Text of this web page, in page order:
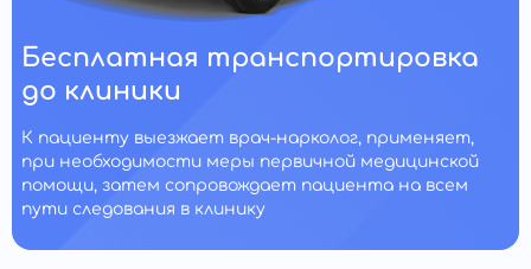
Бесплатная транспортировка
до клиники
К пациенту выезжает врач-нарколог, применяет,
при необходимости меры первичной медицинской
помощи, затем сопровождает пациента на всем
пути следования в клинику